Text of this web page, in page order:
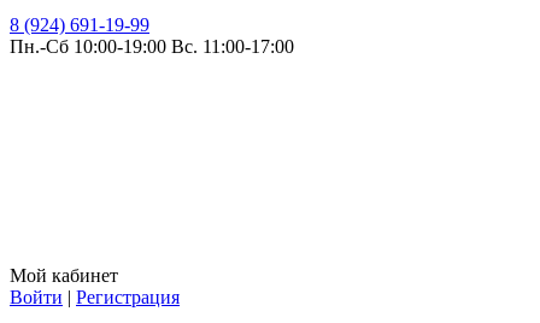
8 (924) 691-19-99
Пн.-Сб 10:00-19:00 Вс. 11:00-17:00
Мой кабинет
Войти | Регистрация